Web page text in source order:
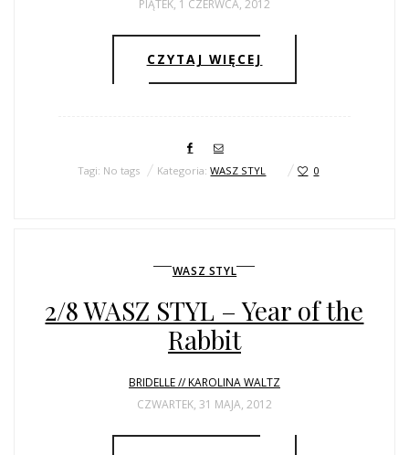
PIĄTEK, 1 CZERWCA, 2012
CZYTAJ WIĘCEJ
Tagi: No tags Kategoria:WASZ STYL 0
WASZ STYL
2/8 WASZ STYL – Year of the
Rabbit
BRIDELLE // KAROLINA WALTZ
CZWARTEK, 31 MAJA, 2012